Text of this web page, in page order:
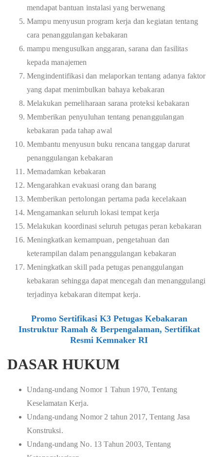
mendapat bantuan instalasi yang berwenang
Mampu menyusun program kerja dan kegiatan tentang
cara penanggulangan kebakaran
mampu mengusulkan anggaran, sarana dan fasilitas
kepada manajemen
Mengindentifikasi dan melaporkan tentang adanya faktor
yang dapat menimbulkan bahaya kebakaran
Melakukan pemeliharaan sarana proteksi kebakaran
Memberikan penyuluhan tentang penanggulangan
kebakaran pada tahap awal
Membantu menyusun buku rencana tanggap darurat
penanggulangan kebakaran
Memadamkan kebakaran
Mengarahkan evakuasi orang dan barang
Memberikan pertolongan pertama pada kecelakaan
Mengamankan seluruh lokasi tempat kerja
Melakukan koordinasi seluruh petugas peran kebakaran
Meningkatkan kemampuan, pengetahuan dan
keterampilan dalam penanggulangan kebakaran
Meningkatkan skill pada petugas penanggulangan
kebakaran sehingga dapat mencegah dan menanggulangi
terjadinya kebakaran ditempat kerja.
Promo Sertifikasi K3 Petugas Kebakaran
Instruktur Ramah & Berpengalaman, Sertifikat
Resmi Kemnaker RI
DASAR HUKUM
Undang-undang Nomor 1 Tahun 1970, Tentang
Keselamatan Kerja.
Undang-undang Nomor 2 tahun 2017, Tentang Jasa
Konstruksi.
Undang-undang No. 13 Tahun 2003, Tentang